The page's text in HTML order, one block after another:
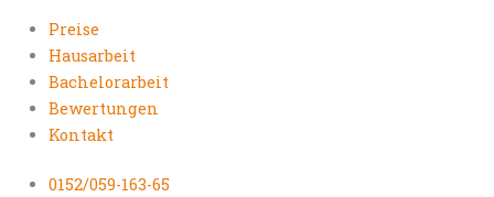
Preise
Hausarbeit
Bachelorarbeit
Bewertungen
Kontakt
0152/059-163-65